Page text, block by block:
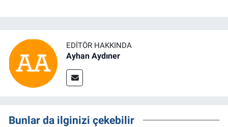
EDITÖR HAKKINDA
Ayhan Aydıner
Bunlar da ilginizi çekebilir